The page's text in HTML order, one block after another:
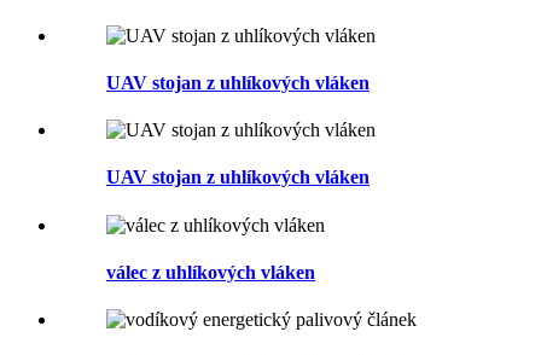
UAV stojan z uhlíkových vláken
UAV stojan z uhlíkových vláken
válec z uhlíkových vláken